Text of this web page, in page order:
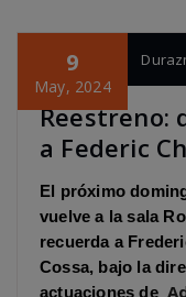
9
May, 2024
pagina cero
Reestreno:
a Federic
El próximo
vuelve a la sala
recuerda a
Cossa, bajo la
actuaciones de